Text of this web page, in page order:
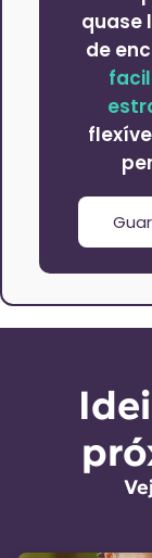
quase
de